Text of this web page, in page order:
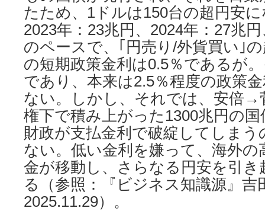
たため、1ドルは150台の超円安
2023年：23兆円、2024年：27兆
のペースで、｢円売り/外貨買い｣
の短期政策金利は0.5％であるが
であり、本来は2.5％程度の政策
ない。しかし、それでは、安倍
権下で積み上がった1300兆円の
財政が支払金利で破綻してしま
ない。低い金利を嫌って、海外の
金が移動し、さらなる円安を引
る（参照：『ビジネス知識源』吉
2025.11.29）。